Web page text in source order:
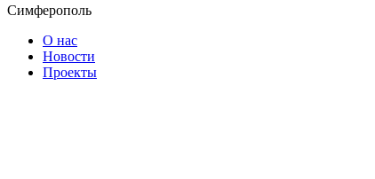
Симферополь
О нас
Новости
Проекты